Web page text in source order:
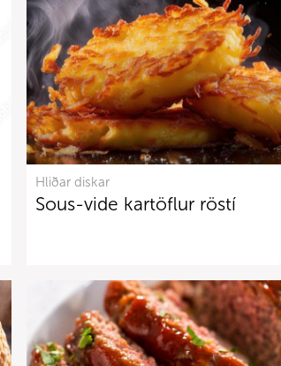
Hliðar diskar
Sous-vide kartöflur röstí